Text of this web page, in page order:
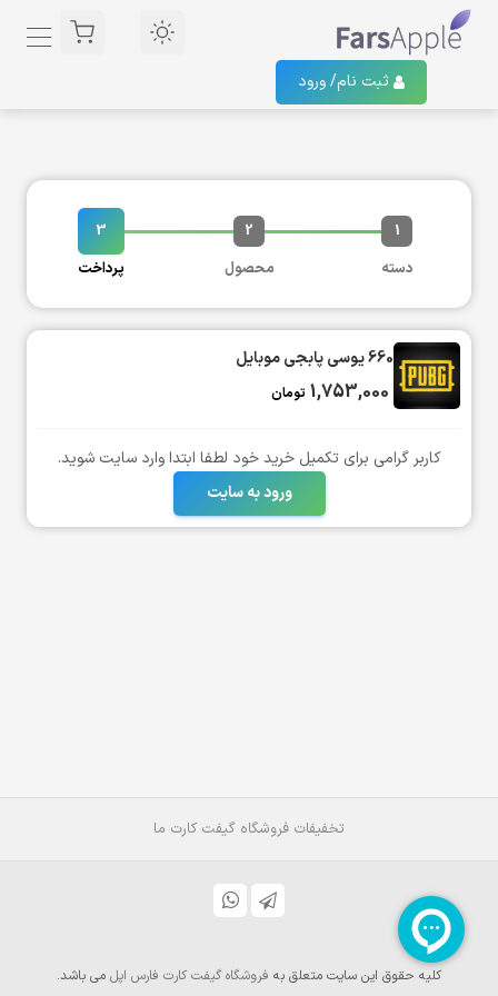
ثبت نام/ورود
1
دسته
2
محصول
3
پرداخت
660 یوسی پابجی موبایل
1,753,000 تومان
کاربر گرامی برای تکمیل خرید خود لطفا ابتدا وارد سایت شوید.
ورود به سایت
تخفیفات فروشگاه گیفت کارت ما
کلیه حقوق این سایت متعلق به فروشگاه گیفت کارت فارس اپل می باشد.